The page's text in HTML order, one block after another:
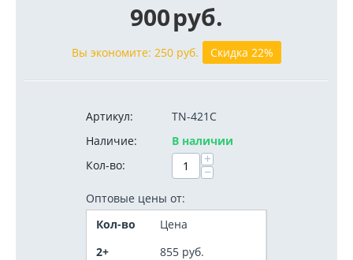
900руб.
Вы экономите: 250 руб. Скидка 22%
Артикул:
TN-421C
Наличие:
В наличии
Кол-во:
+
−
Оптовые цены от:
Кол-во
Цена
2+
855 руб.